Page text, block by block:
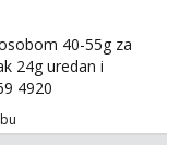
40-55g za
24g uredan i
4920